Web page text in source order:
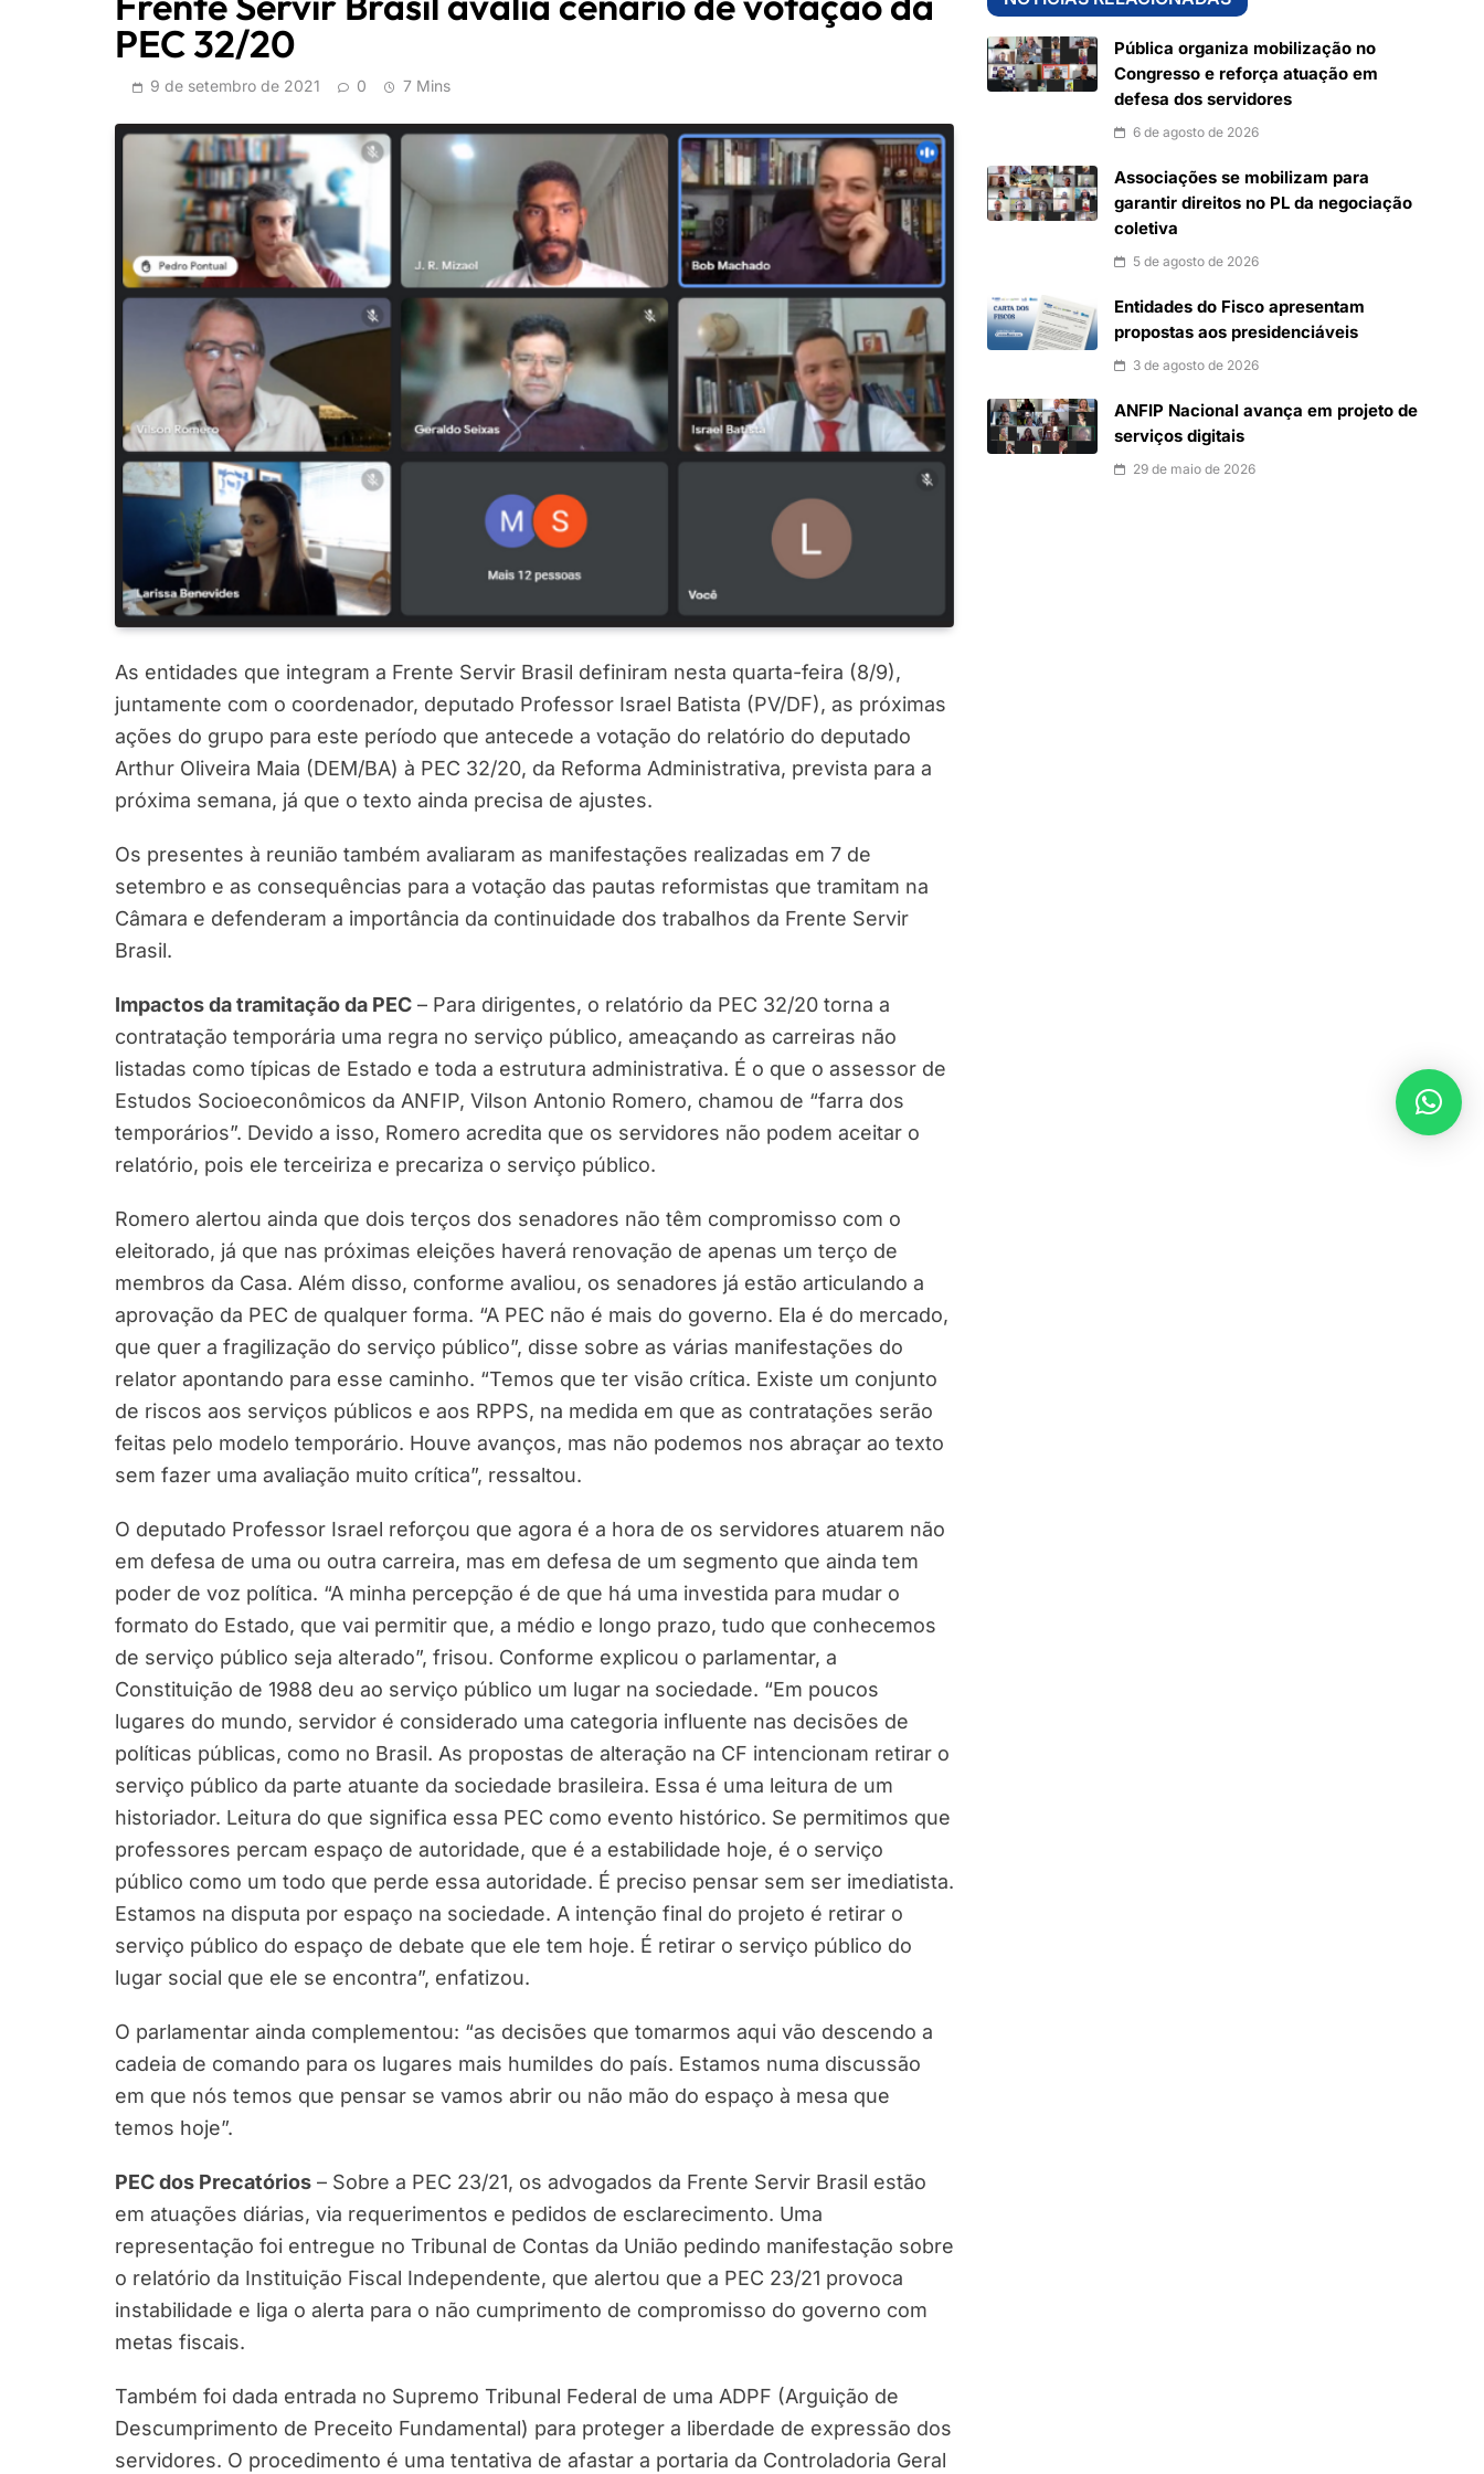
PEC 32/20
9 de setembro de 2021 0 7 Mins
As entidades que integram a Frente Servir Brasil definiram nesta quarta-feira (8/9),
juntamente com o coordenador, deputado Professor Israel Batista (PV/DF), as próximas
ações do grupo para este período que antecede a votação do relatório do deputado
Arthur Oliveira Maia (DEM/BA) à PEC 32/20, da Reforma Administrativa, prevista para a
próxima semana, já que o texto ainda precisa de ajustes.
Os presentes à reunião também avaliaram as manifestações realizadas em 7 de
setembro e as consequências para a votação das pautas reformistas que tramitam na
Câmara e defenderam a importância da continuidade dos trabalhos da Frente Servir
Brasil.
Impactos da tramitação da PEC – Para dirigentes, o relatório da PEC 32/20 torna a
contratação temporária uma regra no serviço público, ameaçando as carreiras não
listadas como típicas de Estado e toda a estrutura administrativa. É o que o assessor de
Estudos Socioeconômicos da ANFIP, Vilson Antonio Romero, chamou de “farra dos
temporários”. Devido a isso, Romero acredita que os servidores não podem aceitar o
relatório, pois ele terceiriza e precariza o serviço público.
Romero alertou ainda que dois terços dos senadores não têm compromisso com o
eleitorado, já que nas próximas eleições haverá renovação de apenas um terço de
membros da Casa. Além disso, conforme avaliou, os senadores já estão articulando a
aprovação da PEC de qualquer forma. “A PEC não é mais do governo. Ela é do mercado,
que quer a fragilização do serviço público”, disse sobre as várias manifestações do
relator apontando para esse caminho. “Temos que ter visão crítica. Existe um conjunto
de riscos aos serviços públicos e aos RPPS, na medida em que as contratações serão
feitas pelo modelo temporário. Houve avanços, mas não podemos nos abraçar ao texto
sem fazer uma avaliação muito crítica”, ressaltou.
O deputado Professor Israel reforçou que agora é a hora de os servidores atuarem não
em defesa de uma ou outra carreira, mas em defesa de um segmento que ainda tem
poder de voz política. “A minha percepção é de que há uma investida para mudar o
formato do Estado, que vai permitir que, a médio e longo prazo, tudo que conhecemos
de serviço público seja alterado”, frisou. Conforme explicou o parlamentar, a
Constituição de 1988 deu ao serviço público um lugar na sociedade. “Em poucos
lugares do mundo, servidor é considerado uma categoria influente nas decisões de
políticas públicas, como no Brasil. As propostas de alteração na CF intencionam retirar o
serviço público da parte atuante da sociedade brasileira. Essa é uma leitura de um
historiador. Leitura do que significa essa PEC como evento histórico. Se permitimos que
professores percam espaço de autoridade, que é a estabilidade hoje, é o serviço
público como um todo que perde essa autoridade. É preciso pensar sem ser imediatista.
Estamos na disputa por espaço na sociedade. A intenção final do projeto é retirar o
serviço público do espaço de debate que ele tem hoje. É retirar o serviço público do
lugar social que ele se encontra”, enfatizou.
O parlamentar ainda complementou: “as decisões que tomarmos aqui vão descendo a
cadeia de comando para os lugares mais humildes do país. Estamos numa discussão
em que nós temos que pensar se vamos abrir ou não mão do espaço à mesa que
temos hoje”.
PEC dos Precatórios – Sobre a PEC 23/21, os advogados da Frente Servir Brasil estão
em atuações diárias, via requerimentos e pedidos de esclarecimento. Uma
representação foi entregue no Tribunal de Contas da União pedindo manifestação sobre
o relatório da Instituição Fiscal Independente, que alertou que a PEC 23/21 provoca
instabilidade e liga o alerta para o não cumprimento de compromisso do governo com
metas fiscais.
Também foi dada entrada no Supremo Tribunal Federal de uma ADPF (Arguição de
Descumprimento de Preceito Fundamental) para proteger a liberdade de expressão dos
servidores. O procedimento é uma tentativa de afastar a portaria da Controladoria Geral
Pública organiza mobilização no
Congresso e reforça atuação em
defesa dos servidores
6 de agosto de 2026
Associações se mobilizam para
garantir direitos no PL da negociação
coletiva
5 de agosto de 2026
Entidades do Fisco apresentam
propostas aos presidenciáveis
3 de agosto de 2026
ANFIP Nacional avança em projeto de
serviços digitais
29 de maio de 2026